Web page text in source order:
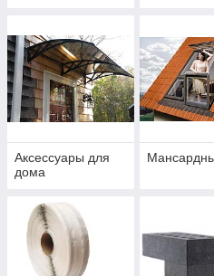
Аксессуары для
дома